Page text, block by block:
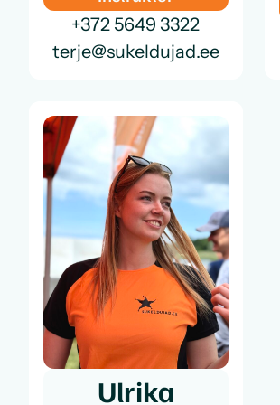
+372 5649 3322
terje@sukeldujad.ee
Ulrika